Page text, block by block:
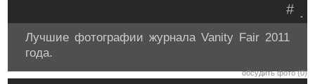
.
#
Лучшие фотографии журнала Vanity Fair 2011
года.
обсудить фото (0)